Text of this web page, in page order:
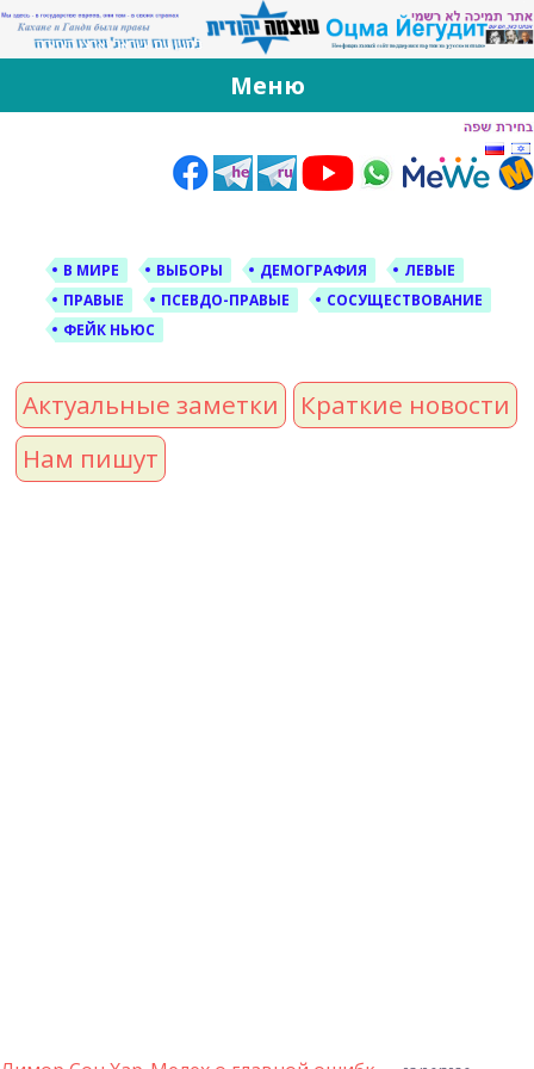
За Оцма Йегудит
עוצמה יהודית ברוסית ובעברית
Меню
В МИРЕ ВЫБОРЫ ДЕМОГРАФИЯ
ЛЕВЫЕ
ПРАВЫЕ
ПСЕВДО-ПРАВЫЕ
СОСУЩЕСТВОВАНИЕ
ФЕЙК НЬЮС
Актуальные заметки
Краткие новости
Нам пишут